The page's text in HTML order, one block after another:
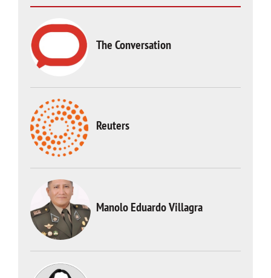
The Conversation
Reuters
Manolo Eduardo Villagra